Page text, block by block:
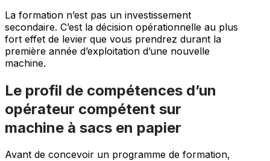
La formation n’est pas un investissement
secondaire. C’est la décision opérationnelle au plus
fort effet de levier que vous prendrez durant la
première année d’exploitation d’une nouvelle
machine.
Le profil de compétences d’un
opérateur compétent sur
machine à sacs en papier
Avant de concevoir un programme de formation,